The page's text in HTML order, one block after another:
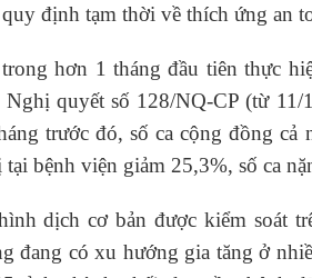
định tạm thời về thích ứng an
hơn 1 tháng đầu tiên thực
quyết số 128/NQ-CP (từ
trước đó, số ca cộng đồng
tại bệnh viện giảm 25,3%, số ca
dịch cơ bản được kiểm soát
đang có xu hướng gia tăng ở